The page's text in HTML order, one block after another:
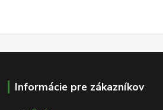
Informácie pre zákazníkov